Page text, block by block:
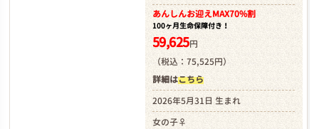
あんしんお迎えMAX70%割
100ヶ月生命保障付き！
59,625円
（税込：75,525円）
詳細はこちら
2026年5月31日 生まれ
女の子♀